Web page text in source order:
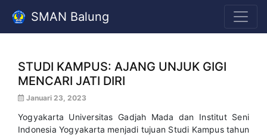
SMAN Balung
STUDI KAMPUS: AJANG UNJUK GIGI
MENCARI JATI DIRI
Januari 23, 2023
Yogyakarta Universitas Gadjah Mada dan Institut Seni
Indonesia Yogyakarta menjadi tujuan Studi Kampus tahun